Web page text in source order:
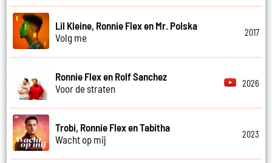
Lil Kleine, Ronnie Flex en Mr. Polska
Volg me
2017
Ronnie Flex en Rolf Sanchez
Voor de straten
2026
Trobi, Ronnie Flex en Tabitha
Wacht op mij
2023